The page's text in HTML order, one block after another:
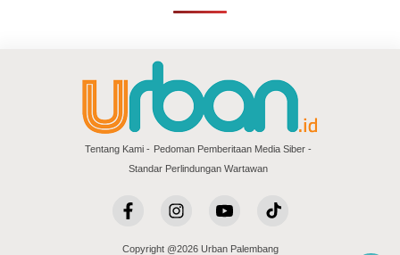
Tentang Kami
Pedoman Pemberitaan Media Siber
Standar Perlindungan Wartawan
Copyright @2026 Urban Palembang